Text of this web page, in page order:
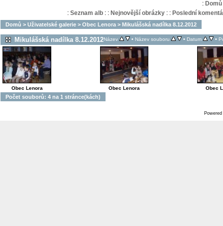
: Domů
: Seznam alb: : Nejnovější obrázky: : Poslední
Domů > Uživatelské galerie > Obec Lenora > Mikulášská nadílka 8.12.2012
Mikulášská nadílka 8.12.2012Název • Název souboru • Datum •
Obec Lenora Obec Lenora Obec
Počet souborů: 4 na 1 stránce(kách)